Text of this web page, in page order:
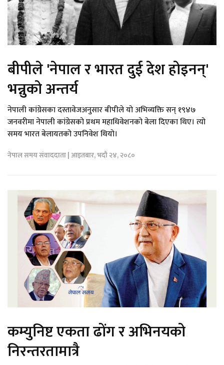
बीपीले 'नेपाल र भारत दुई देश होइनन्'
भन्नुको अन्तर्य
नेपाली कांग्रेसका दस्तावेजअनुसार बीपीले यो अभिव्यक्ति सन् १९४७
जनवरीमा नेपाली कांग्रेसको प्रथम महाधिवेशनको बेला दिएका थिए। त्यो
समय भारत बेलायतको उपनिवेश थियो।
नेपाल समय संवाददाता | आइतबार, भदौ २४, २०८०
कम्युनिष्ट एकता ढोंग र अभिनयको
निरन्तरतामात्रै